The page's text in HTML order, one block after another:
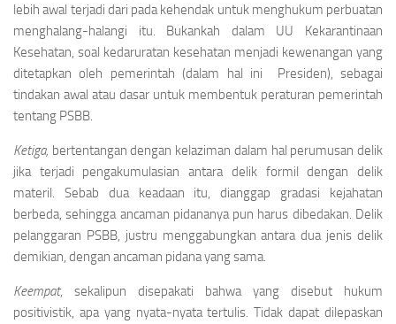
lebih awal terjadi dari pada kehendak untuk menghukum perbuatan
menghalang-halangi itu. Bukankah dalam UU Kekarantinaan
Kesehatan, soal kedaruratan kesehatan menjadi kewenangan yang
ditetapkan oleh pemerintah (dalam hal ini Presiden), sebagai
tindakan awal atau dasar untuk membentuk peraturan pemerintah
tentang PSBB.
Ketiga, bertentangan dengan kelaziman dalam hal perumusan delik
jika terjadi pengakumulasian antara delik formil dengan delik
materil. Sebab dua keadaan itu, dianggap gradasi kejahatan
berbeda, sehingga ancaman pidananya pun harus dibedakan. Delik
pelanggaran PSBB, justru menggabungkan antara dua jenis delik
demikian, dengan ancaman pidana yang sama.
Keempat, sekalipun disepakati bahwa yang disebut hukum
positivistik, apa yang nyata-nyata tertulis. Tidak dapat dilepaskan